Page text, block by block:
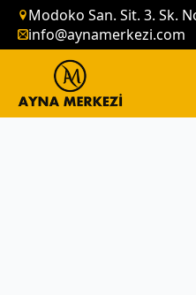
Modoko San. Sit. 3. Sk.
info@aynamerkezi.com